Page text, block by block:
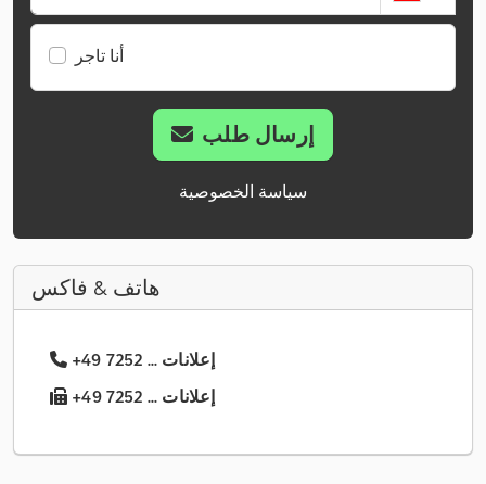
أنا تاجر
إرسال طلب
سياسة الخصوصية
هاتف & فاكس
+49 7252 ... إعلانات
+49 7252 ... إعلانات